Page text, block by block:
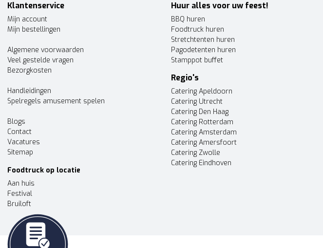
Klantenservice
Mijn account
Mijn bestellingen
Algemene voorwaarden
Veel gestelde vragen
Bezorgkosten
Handleidingen
Spelregels amusement spelen
Blogs
Contact
Vacatures
Sitemap
Foodtruck op locatie
Aan huis
Festival
Bruiloft
Huur alles voor uw feest!
BBQ huren
Foodtruck huren
Stretchtenten huren
Pagodetenten huren
Stamppot buffet
Regio's
Catering Apeldoorn
Catering Utrecht
Catering Den Haag
Catering Rotterdam
Catering Amsterdam
Catering Amersfoort
Catering Zwolle
Catering Eindhoven